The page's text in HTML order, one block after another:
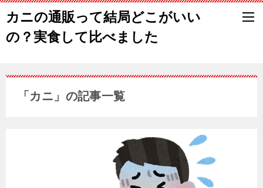
カニの通販って結局どこがいい
の？実食して比べました
「カニ」の記事一覧